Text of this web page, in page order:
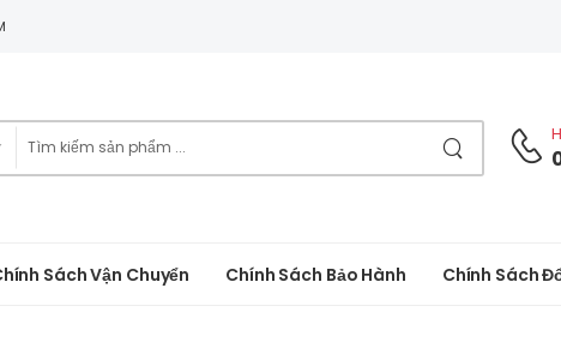
Sách Vận Chuyển Chính Sách Bảo Hành Chính Sách